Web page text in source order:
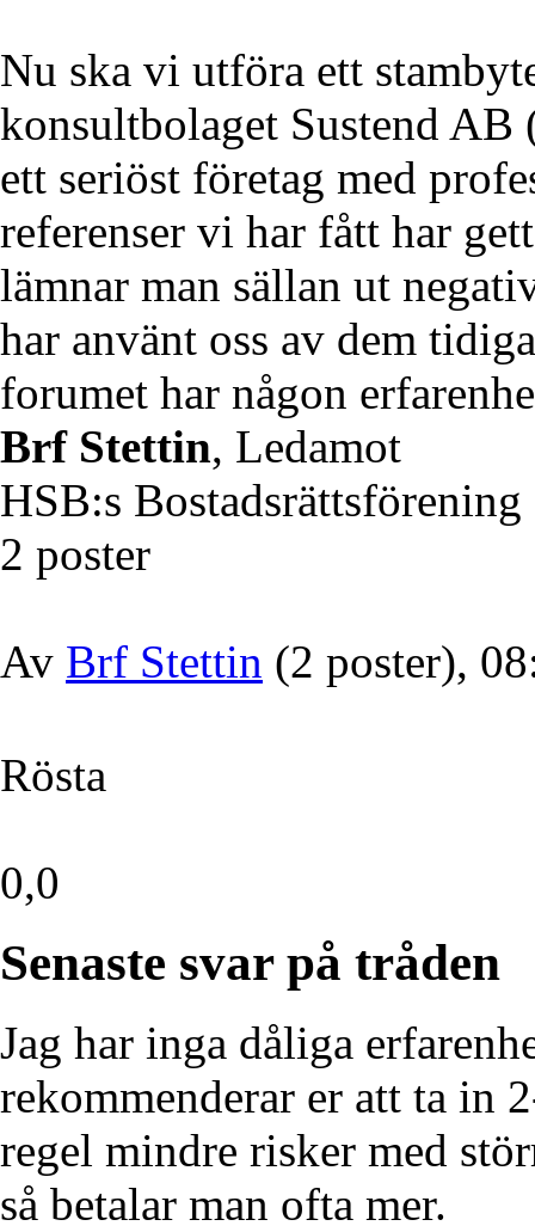
Nu ska vi utföra ett
konsultbolaget Sustend AB
ett seriöst företag med
referenser vi har fått har
lämnar man sällan ut
har använt oss av dem
forumet har någon
Brf Stettin, Ledamot
HSB:s
2 poster
Av Brf Stettin (2 poster),
Rösta
0,0
Senaste svar på tråden
Jag har inga dåliga
rekommenderar er att ta in
regel mindre risker med
så betalar man ofta mer.